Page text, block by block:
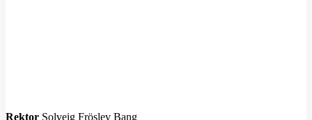
Rektor Solveig Fröslev Bang